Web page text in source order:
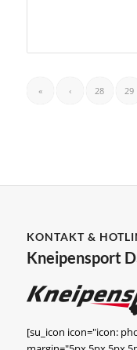
« ‹ 28 29
KONTAKT &
Kneipensport
[su_icon icon="icon: